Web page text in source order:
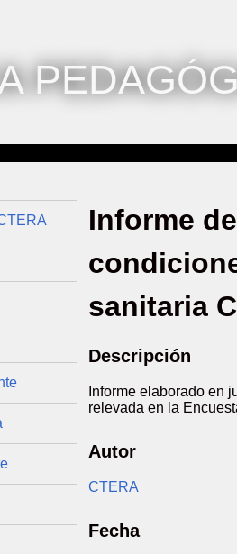
Informe
sanitaria
Descripción
Informe elaborado en
relevada en la
Autor
CTERA
Fecha